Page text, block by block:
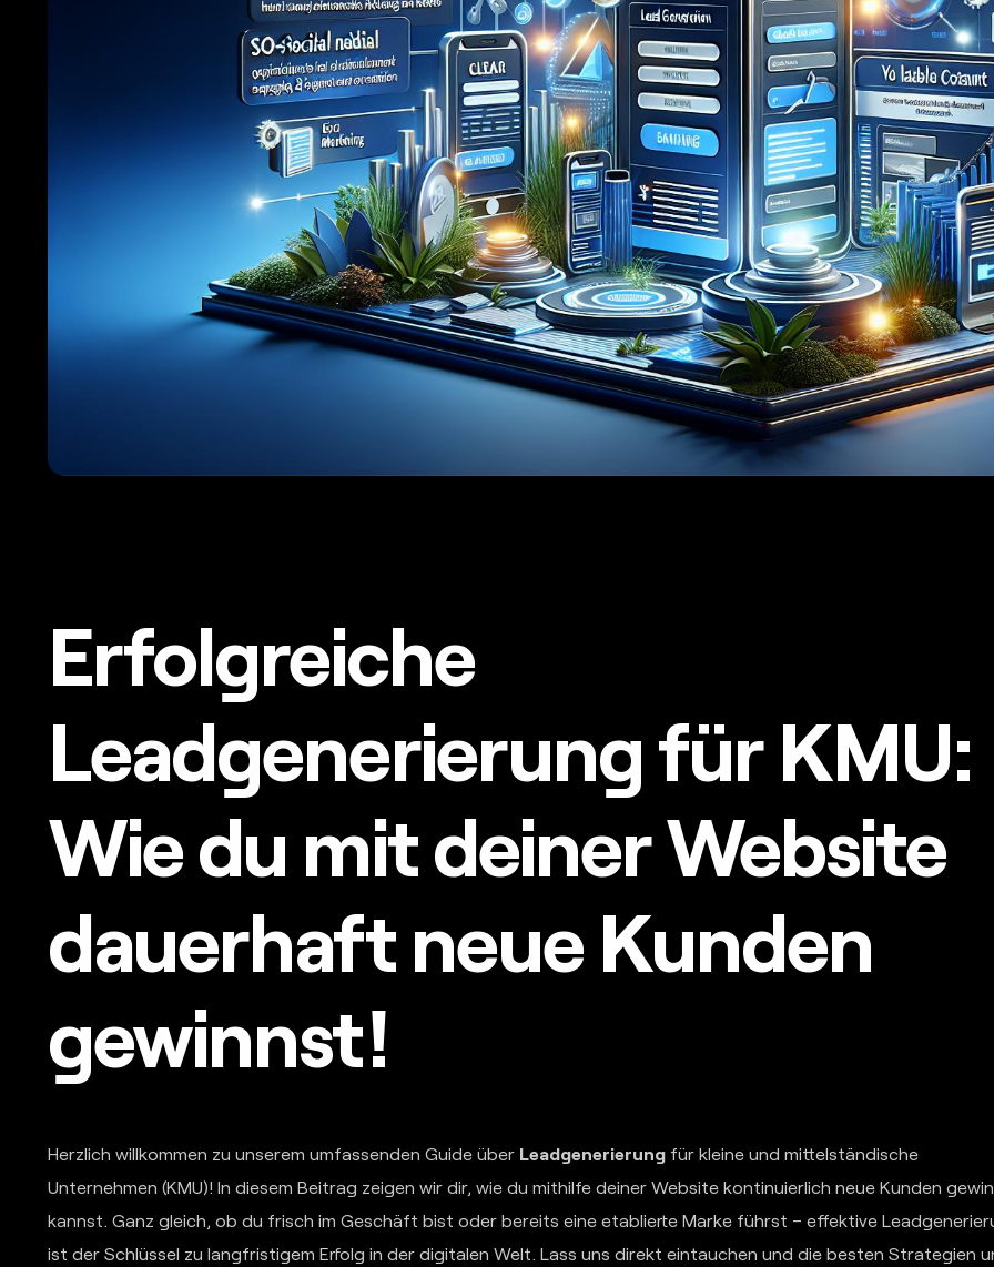
Erfolgreiche
Leadgenerierung für KMU:
Wie du mit deiner Website
dauerhaft neue Kunden
gewinnst!
Herzlich willkommen zu unserem umfassenden Guide über Leadgenerierung für kleine und mittelständische
Unternehmen (KMU)! In diesem Beitrag zeigen wir dir, wie du mithilfe deiner Website kontinuierlich neue Kunden
kannst. Ganz gleich, ob du frisch im Geschäft bist oder bereits eine etablierte Marke führst – effektive
ist der Schlüssel zu langfristigem Erfolg in der digitalen Welt. Lass uns direkt eintauchen und die besten Strategien